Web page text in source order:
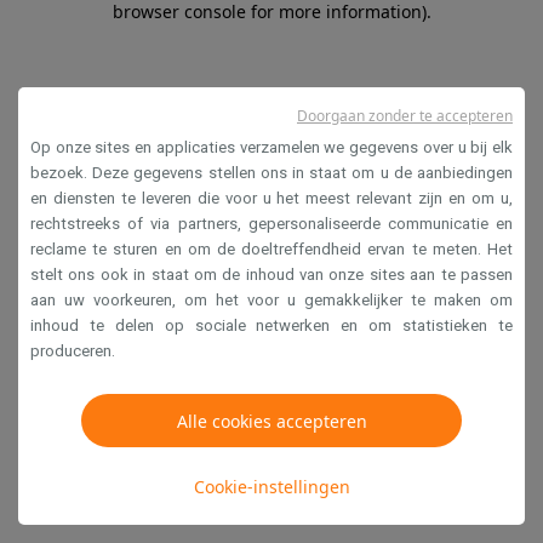
browser console for more information).
Op onze sites en applicaties verzamelen we gegevens over u bij elk
bezoek. Deze gegevens stellen ons in staat om u de aanbiedingen
en diensten te leveren die voor u het meest relevant zijn en om u,
rechtstreeks of via partners, gepersonaliseerde communicatie en
reclame te sturen en om de doeltreffendheid ervan te meten. Het
stelt ons ook in staat om de inhoud van onze sites aan te passen
aan uw voorkeuren, om het voor u gemakkelijker te maken om
inhoud te delen op sociale netwerken en om statistieken te
produceren.
Alle cookies accepteren
Cookie-instellingen
Doorgaan zonder te accepteren